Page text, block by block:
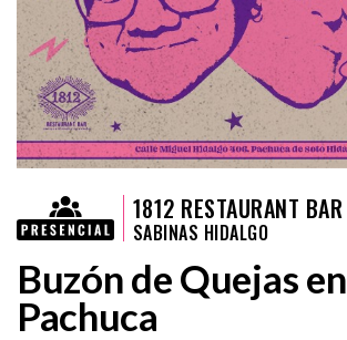
1812 RESTAURANT BAR
SABINAS HIDALGO
Buzón de Quejas en
Pachuca